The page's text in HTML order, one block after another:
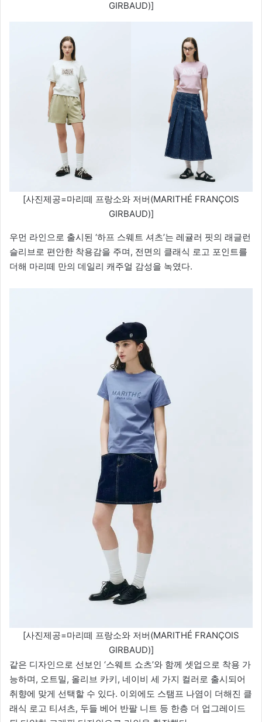
GIRBAUD)]
[사진제공=마리떼 프랑소와 저버(MARITHÉ FRANÇOIS
GIRBAUD)]
우먼 라인으로 출시된 ‘하프 스웨트 셔츠’는 레귤러 핏의 래글런
슬리브로 편안한 착용감을 주며, 전면의 클래식 로고 포인트를
더해 마리떼 만의 데일리 캐주얼 감성을 녹였다.
[사진제공=마리떼 프랑소와 저버(MARITHÉ FRANÇOIS
GIRBAUD)]
같은 디자인으로 선보인 ‘스웨트 쇼츠’와 함께 셋업으로 착용 가
능하며, 오트밀, 올리브 카키, 네이비 세 가지 컬러로 출시되어
취향에 맞게 선택할 수 있다. 이외에도 스탬프 나염이 더해진 클
래식 로고 티셔츠, 두들 베어 반팔 니트 등 한층 더 업그레이드